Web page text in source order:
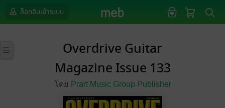
ล็อกอินเข้าระบบ
Overdrive Guitar
Magazine Issue 133
โดย Prart Music Group Publisher